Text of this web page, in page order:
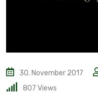
30. November 2017
807 Views